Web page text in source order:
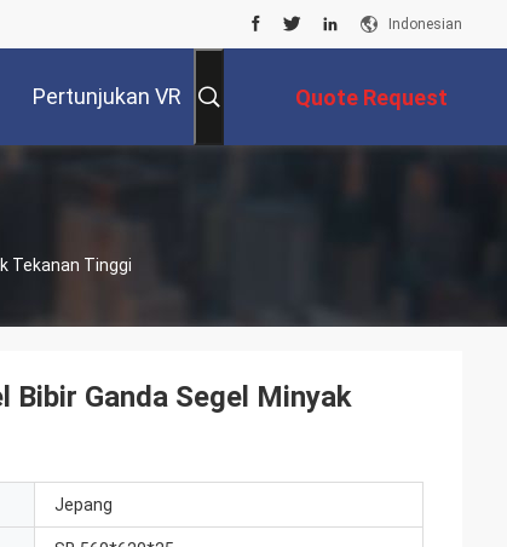
Indonesian
Pertunjukan VR Quote Request
Tekanan Tinggi
Bibir Ganda Segel Minyak
Jepang